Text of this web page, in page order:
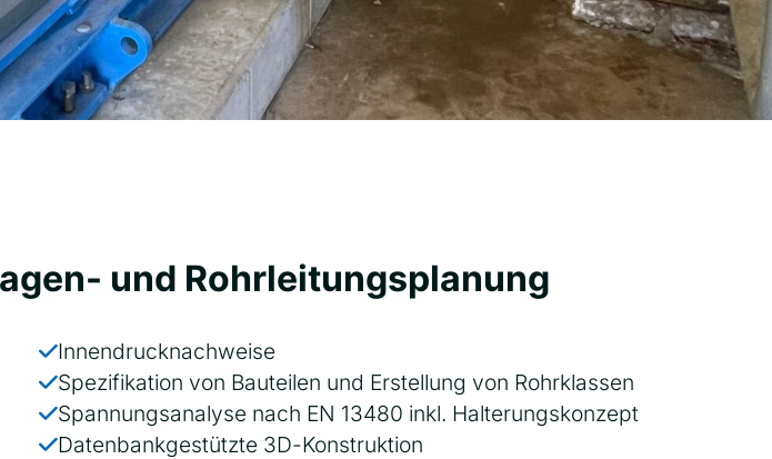
und Rohrleitungsplanung
Innendrucknachweise
Spezifikation von Bauteilen und Erstellung von Rohrklassen
Spannungsanalyse nach EN 13480 inkl. Halterungskonzept
Datenbankgestützte 3D-Konstruktion